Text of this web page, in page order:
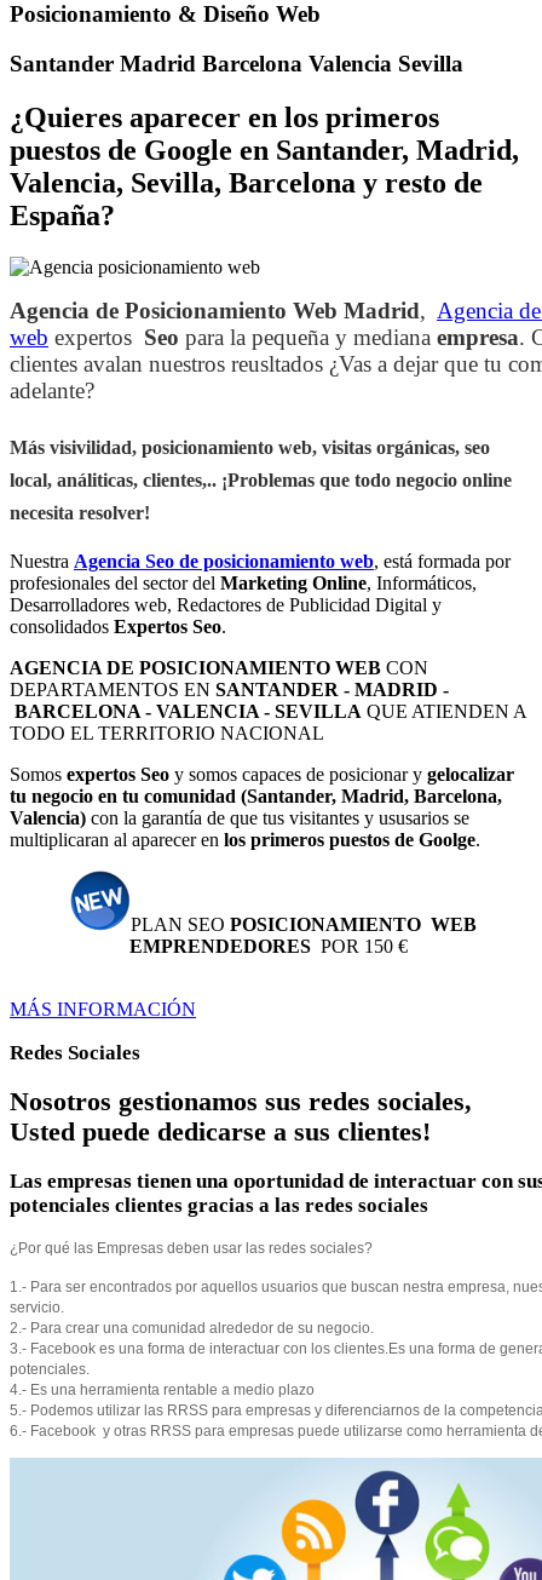
Posicionamiento & Diseño Web
Santander Madrid Barcelona Valencia Sevilla
¿Quieres aparecer en los primeros
puestos de Google en Santander, Madrid,
Valencia, Sevilla, Barcelona y resto de
España?
Agencia de Posicionamiento Web Madrid, Agencia
web expertos Seo para la pequeña y mediana empresa.
clientes avalan nuestros reusltados ¿Vas a dejar que tu
adelante?
Más visivilidad, posicionamiento web, visitas orgánicas, seo
local, análiticas, clientes,.. ¡Problemas que todo negocio online
necesita resolver!
Nuestra Agencia Seo de posicionamiento web, está formada por
profesionales del sector del Marketing Online, Informáticos,
Desarrolladores web, Redactores de Publicidad Digital y
consolidados Expertos Seo.
AGENCIA DE POSICIONAMIENTO WEB CON
DEPARTAMENTOS EN SANTANDER - MADRID -
BARCELONA - VALENCIA - SEVILLA QUE ATIENDEN A
TODO EL TERRITORIO NACIONAL
Somos expertos Seo y somos capaces de posicionar y gelocalizar
tu negocio en tu comunidad (Santander, Madrid, Barcelona,
Valencia) con la garantía de que tus visitantes y ususarios se
multiplicaran al aparecer en los primeros puestos de Goolge.
PLAN SEO POSICIONAMIENTO WEB
EMPRENDEDORES POR 150 €
MÁS INFORMACIÓN
Redes Sociales
Nosotros gestionamos sus redes sociales,
Usted puede dedicarse a sus clientes!
Las empresas tienen una oportunidad de interactuar con
potenciales clientes gracias a las redes sociales
¿Por qué las Empresas deben usar las redes sociales?
1.- Para ser encontrados por aquellos usuarios que buscan nestra empresa,
servicio.
2.- Para crear una comunidad alrededor de su negocio.
3.- Facebook es una forma de interactuar con los clientes.Es una forma de
potenciales.
4.- Es una herramienta rentable a medio plazo
5.- Podemos utilizar las RRSS para empresas y diferenciarnos de la
6.- Facebook y otras RRSS para empresas puede utilizarse como herramienta